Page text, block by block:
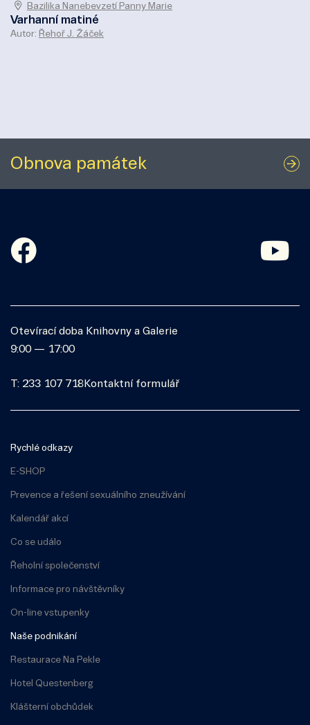
Bazilika Nanebevzetí Panny Marie
Varhanní matiné
Autor: Řehoř J. Žáček
Obnova památek
Otevírací doba Knihovny a Galerie
9:00 — 17:00
T: 233 107 718 Kontaktní formulář
Rychlé odkazy
E-SHOP
Prevence a řešení sexuálního zneužívání
Kalendář akcí
Co se událo
Řeholní společenství
Informace pro návštěvníky
On-line vstupenky
Naše podnikání
Restaurace Na Pekle
Hotel Questenberg
Klášterní obchůdek